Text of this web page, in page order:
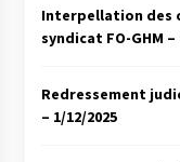
Interpellation des
syndicat FO-GHM –
Redressement
– 1/12/2025